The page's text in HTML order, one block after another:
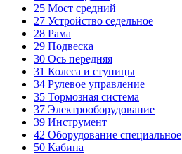
25 Мост средний
27 Устройство седельное
28 Рама
29 Подвеска
30 Ось передняя
31 Колеса и ступицы
34 Рулевое управление
35 Тормозная система
37 Электрооборудование
39 Инструмент
42 Оборудование специальное
50 Кабина